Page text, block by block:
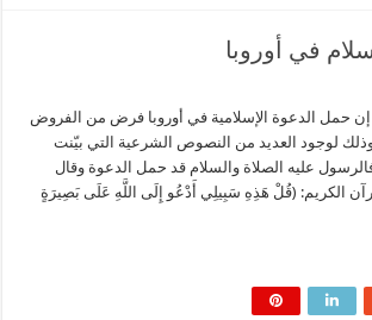
في أوروبا
حمل الدعوة الإسلامية في أوروبا فرض من الفروض
وذلك لوجود العديد من النصوص الشرعية التي بيّنت
عليه الصلاة والسلام قد حمل الدعوة وقال
الكريم: (قُلْ هَذِهِ سَبِيلِي أَدْعُو إِلَى اللَّهِ عَلَى بَصِيرَةٍ